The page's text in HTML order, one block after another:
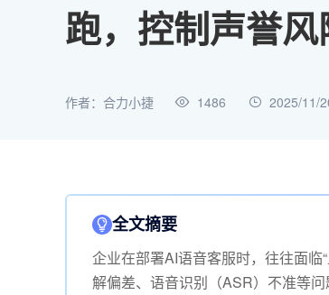
跑，控制声誉风
作者：合力小捷 1486 2025/11/
全文摘要
企业在部署AI语音客服时，往往面临
解偏差、语音识别（ASR）不准等